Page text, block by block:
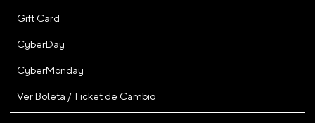
Gift Card
CyberDay
CyberMonday
Ver Boleta / Ticket de Cambio